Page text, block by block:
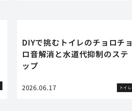
DIYで挑むトイレのチョロチョ
ロ音解消と水道代抑制のステ
ップ
2026.06.17 トイレ